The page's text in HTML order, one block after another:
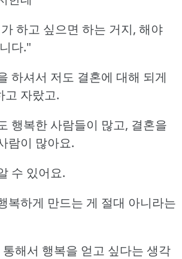
하고 싶으면 하는 거지, 해야
다."
하셔서 저도 결혼에 대해 되게
고 자랐고.
행복한 사람들이 많고, 결혼을
람이 많아요.
수 있어요.
복하게 만드는 게 절대 아니라는
해서 행복을 얻고 싶다는 생각